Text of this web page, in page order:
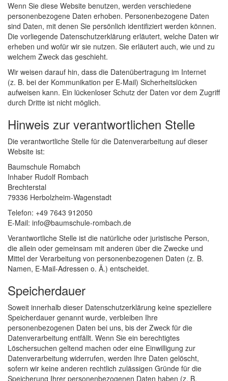
Wenn Sie diese Website benutzen, werden verschiedene
personenbezogene Daten erhoben. Personenbezogene Daten
sind Daten, mit denen Sie persönlich identifiziert werden können.
Die vorliegende Datenschutzerklärung erläutert, welche Daten wir
erheben und wofür wir sie nutzen. Sie erläutert auch, wie und zu
welchem Zweck das geschieht.
Wir weisen darauf hin, dass die Datenübertragung im Internet
(z. B. bei der Kommunikation per E-Mail) Sicherheitslücken
aufweisen kann. Ein lückenloser Schutz der Daten vor dem Zugriff
durch Dritte ist nicht möglich.
Hinweis zur verantwortlichen Stelle
Die verantwortliche Stelle für die Datenverarbeitung auf dieser
Website ist:
Baumschule Romabch
Inhaber Rudolf Rombach
Brechterstal
79336 Herbolzheim-Wagenstadt
Telefon: +49 7643 912050
E-Mail: info@baumschule-rombach.de
Verantwortliche Stelle ist die natürliche oder juristische Person,
die allein oder gemeinsam mit anderen über die Zwecke und
Mittel der Verarbeitung von personenbezogenen Daten (z. B.
Namen, E-Mail-Adressen o. Ä.) entscheidet.
Speicherdauer
Soweit innerhalb dieser Datenschutzerklärung keine speziellere
Speicherdauer genannt wurde, verbleiben Ihre
personenbezogenen Daten bei uns, bis der Zweck für die
Datenverarbeitung entfällt. Wenn Sie ein berechtigtes
Löschersuchen geltend machen oder eine Einwilligung zur
Datenverarbeitung widerrufen, werden Ihre Daten gelöscht,
sofern wir keine anderen rechtlich zulässigen Gründe für die
Speicherung Ihrer personenbezogenen Daten haben (z. B.